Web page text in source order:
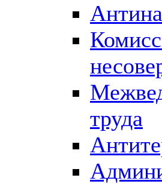
труда